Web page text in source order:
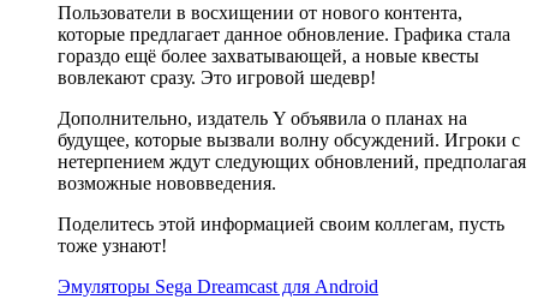
Пользователи в восхищении от нового контента,
которые предлагает данное обновление. Графика стала
гораздо ещё более захватывающей, а новые квесты
вовлекают сразу. Это игровой шедевр!
Дополнительно, издатель Y объявила о планах на
будущее, которые вызвали волну обсуждений. Игроки с
нетерпением ждут следующих обновлений, предполагая
возможные нововведения.
Поделитесь этой информацией своим коллегам, пусть
тоже узнают!
Эмуляторы Sega Dreamcast для Android